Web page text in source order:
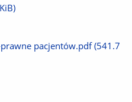
pacjentów.pdf (541.7